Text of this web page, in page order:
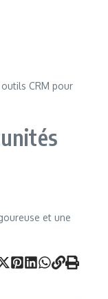
CRM pour
et une